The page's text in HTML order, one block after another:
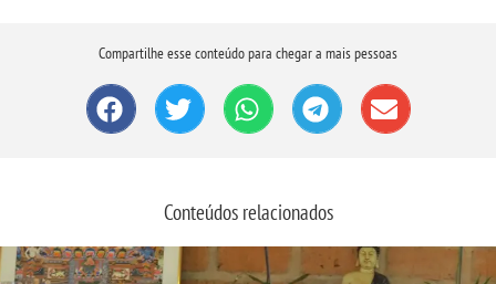
Compartilhe esse conteúdo para chegar a mais pessoas
Conteúdos relacionados